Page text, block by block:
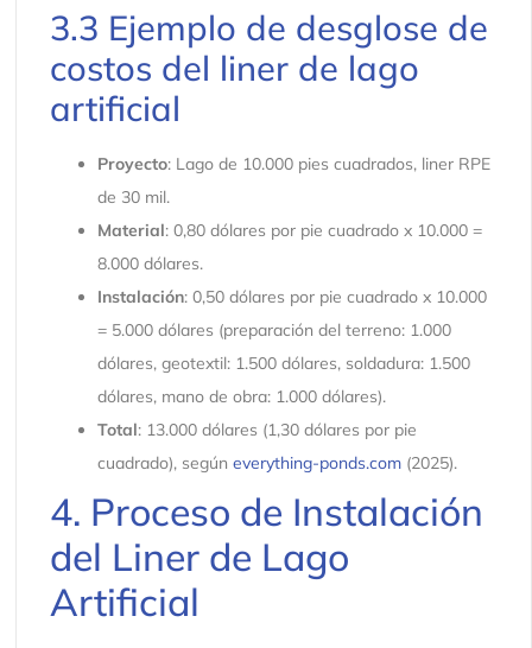
3.3 Ejemplo de desglose de
costos del liner de lago
artificial
Proyecto: Lago de 10.000 pies cuadrados, liner RPE
de 30 mil.
Material: 0,80 dólares por pie cuadrado x 10.000 =
8.000 dólares.
Instalación: 0,50 dólares por pie cuadrado x 10.000
= 5.000 dólares (preparación del terreno: 1.000
dólares, geotextil: 1.500 dólares, soldadura: 1.500
dólares, mano de obra: 1.000 dólares).
Total: 13.000 dólares (1,30 dólares por pie
cuadrado), según everything-ponds.com(2025).
4. Proceso de Instalación
del Liner de Lago
Artificial